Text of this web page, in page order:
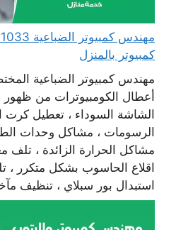
كمبيوتر بالمنزل
مهندس كمبيوتر الضباعية
أعطال الكومبيوترات من ظهور
الشاشة السوداء ، تعطيل كرت
الرسومات ، مشاكل وحدات
مشاكل الحرارة الزائدة ، تلف
اقلاع الحاسوب بشكل متكرر ،
استبدال بور سبلاي ، تنظيف